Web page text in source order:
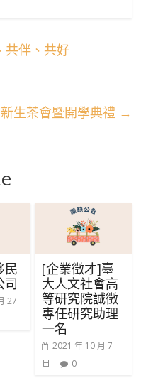
共伴、共好
生茶會暨開學典禮 →
民
司
27
[企業徵才]臺
大人文社會高
等研究院誠徵
專任研究助理
一名
2021 年 10 月 7
日
0